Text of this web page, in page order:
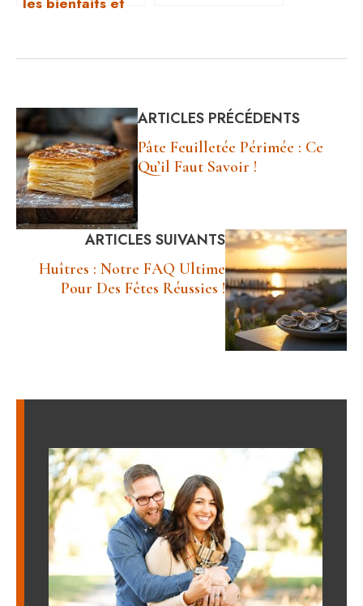
alimentaire
ARTICLES PRÉCÉDENTS
Pâte Feuilletée Périmée : Ce
Qu’il Faut Savoir !
ARTICLES SUIVANTS
Huîtres : Notre FAQ Ultime
Pour Des Fêtes Réussies !